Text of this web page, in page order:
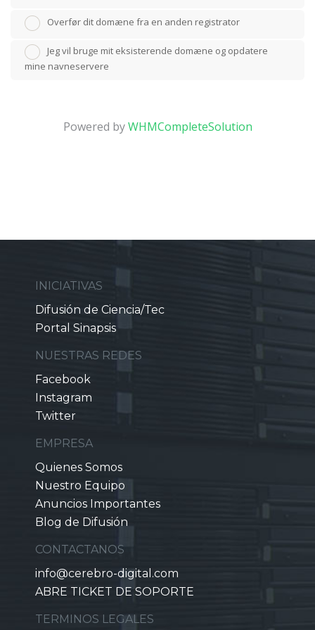
Overfør dit domæne fra en anden registrator
Jeg vil bruge mit eksisterende domæne og opdatere
mine navneservere
Powered byWHMCompleteSolution
INICIATIVAS
Difusión de Ciencia/Tec
Portal Sinapsis
NUESTRAS REDES
Facebook
Instagram
Twitter
EMPRESA
Quienes Somos
Nuestro Equipo
Anuncios Importantes
Blog de Difusión
CONTACTANOS
info@cerebro-digital.com
ABRE TICKET DE SOPORTE
TERMINOS LEGALES